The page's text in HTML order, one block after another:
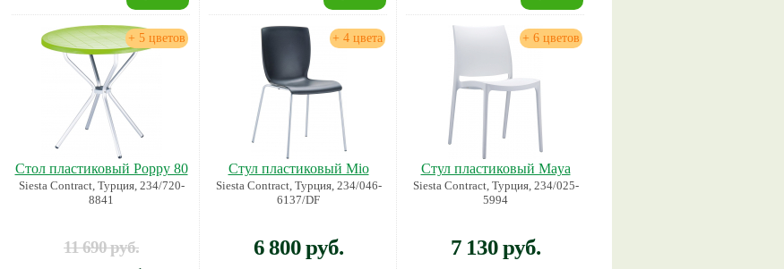
+ 5 цветов
Стол пластиковый Poppy 80
Siesta Contract, Турция, 234/720-
8841
11 690 руб.
+ 4 цвета
Стул пластиковый Mio
Siesta Contract, Турция, 234/046-
6137/DF
6 800 руб.
+ 6 цветов
Стул пластиковый Maya
Siesta Contract, Турция, 234/025-
5994
7 130 руб.